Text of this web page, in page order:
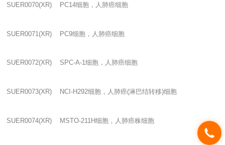
SUER0070(XR) PC14细胞，人肺癌细胞
SUER0071(XR) PC9细胞，人肺癌细胞
SUER0072(XR) SPC-A-1细胞，人肺癌细胞
SUER0073(XR) NCI-H292细胞，人肺癌(淋巴结转移)细胞
SUER0074(XR) MSTO-211H细胞，人肺癌株细胞